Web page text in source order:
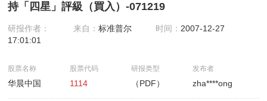
持「四星」評級（買入）-071219
研报作者： 来自：标准普尔 时间： 2007-12-27
17:01:01
股票名称
华晨中国
股票代码
1114
研报类型
（PDF）
发布者
zha****ong